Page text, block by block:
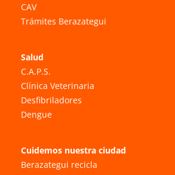
CAV
Trámites Berazategui
Salud
C.A.P.S.
Clínica Veterinaria
Desfibriladores
Dengue
Cuidemos nuestra ciudad
Berazategui recicla